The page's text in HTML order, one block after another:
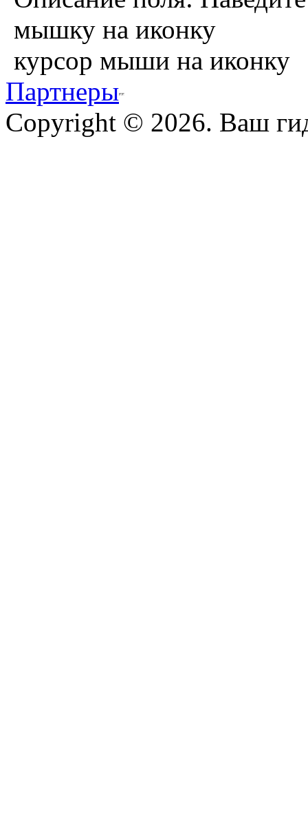
курсор мыши на иконку
Партнеры
Copyright © 2026. Ваш